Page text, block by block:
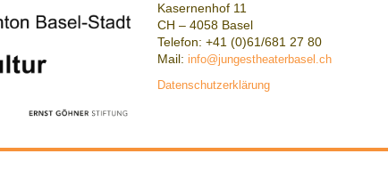
Kasernenhof 11
CH – 4058 Basel
Telefon: +41 (0)61/681 27 80
Mail: info@jungestheaterbasel.ch
Datenschutzerklärung